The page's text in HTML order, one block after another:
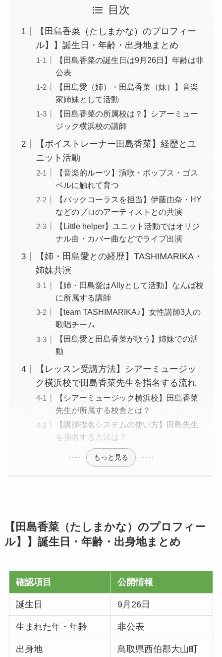
目次
【田島香菜（たしまかな）のプロフィー
ル】】誕生日・年齢・出身地まとめ
【田島香菜の誕生日は9月26日】年齢は非
公表
【田島愛（姉）・田島香菜（妹）】音楽
家姉妹として活動
【田島香菜の所属校は？】シアーミュー
ジック横浜校の講師
【ボイストレーナー田島香菜】経歴とユ
ニット活動
【音楽的ルーツ】演歌・ポップス・ゴス
ペルに触れて育つ
【バックコーラスを担当】伊藤由奈・HY
などのプロのアーティストとの共演
【Little helper】ユニット活動ではオリジ
ナル曲・カバー曲などでライブ出演
【姉・田島愛との経歴】TASHIMARIKA・
姉妹共演
【姉・田島愛はAllyとして活動】なんば校
に所属する講師
【team TASHIMARIKA♪】女性講師3人の
歌唱チーム
【田島愛と田島香菜が歌う】姉妹での活
動
【レッスン受講方法】シアーミュージッ
ク横浜校で田島香菜先生を指名する流れ
【シアーミュージック横浜校】田島香菜
先生が所属する校舎とは？
【講師指名システムの使い方】田島先生
を指名する方法は？
もっと見る
【田島香菜（たしまかな）のプロフィー
ル】】誕生日・年齢・出身地まとめ
確認項目 公開情報
誕生日 9月26日
生まれた年・年齢 非公表
出身地 鳥取県西伯郡大山町